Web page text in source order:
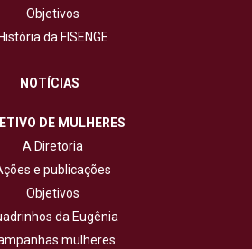
Objetivos
da FISENGE
NOTÍCIAS
DE MULHERES
A Diretoria
e publicações
Objetivos
da Eugênia
mulheres